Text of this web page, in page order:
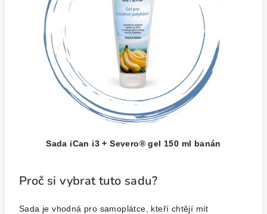
Sada iCan i3 + Severo® gel 150 ml banán
Proč si vybrat tuto sadu?
Sada je vhodná pro samoplátce, kteří chtějí mít